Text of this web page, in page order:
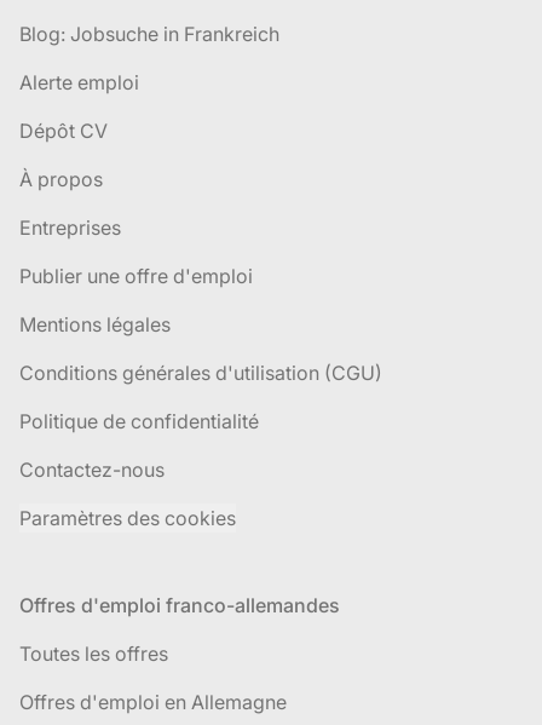
Blog: Jobsuche in Frankreich
Alerte emploi
Dépôt CV
À propos
Entreprises
Publier une offre d'emploi
Mentions légales
Conditions générales d'utilisation (CGU)
Politique de confidentialité
Contactez-nous
Paramètres des cookies
Offres d'emploi franco-allemandes
Toutes les offres
Offres d'emploi en Allemagne